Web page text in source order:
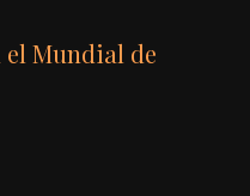
el Mundial de